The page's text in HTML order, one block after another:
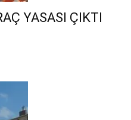
YASASI ÇIKTI